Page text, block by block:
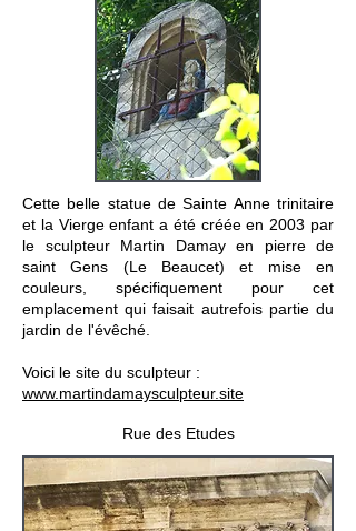
Cette belle statue de Sainte Anne trinitaire
et la Vierge enfant a été créée en 2003 par
le sculpteur Martin Damay en pierre de
saint Gens (Le Beaucet) et mise en
couleurs, spécifiquement pour cet
emplacement qui faisait autrefois partie du
jardin de l'évêché.
Voici le site du sculpteur :
www.martindamaysculpteur.site
Rue des Etudes